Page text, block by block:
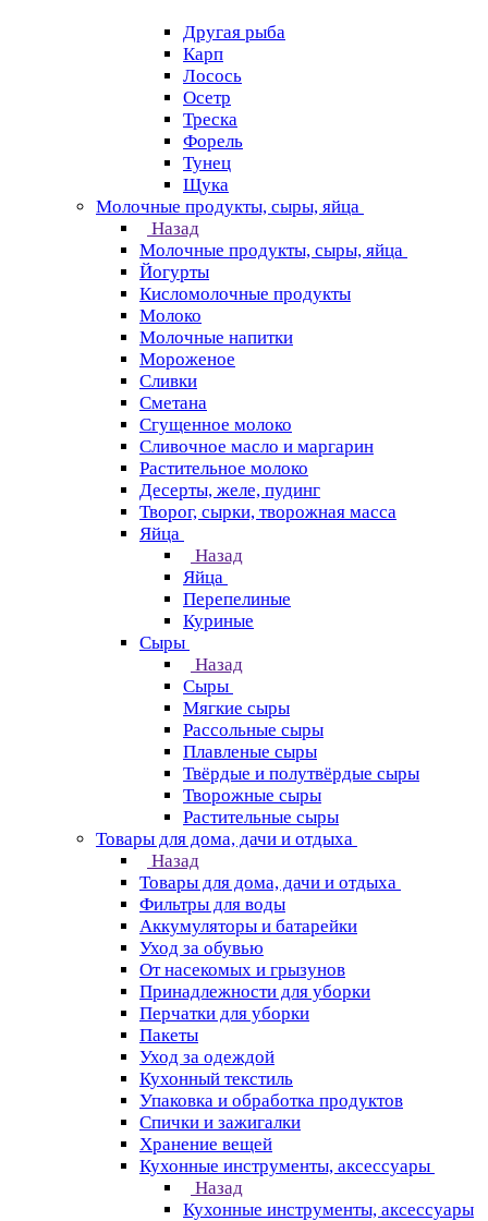
Другая рыба
Карп
Лосось
Осетр
Треска
Форель
Тунец
Щука
Молочные продукты, сыры, яйца
Назад
Молочные продукты, сыры, яйца
Йогурты
Кисломолочные продукты
Молоко
Молочные напитки
Мороженое
Сливки
Сметана
Сгущенное молоко
Сливочное масло и маргарин
Растительное молоко
Десерты, желе, пудинг
Творог, сырки, творожная масса
Яйца
Назад
Яйца
Перепелиные
Куриные
Сыры
Назад
Сыры
Мягкие сыры
Рассольные сыры
Плавленые сыры
Твёрдые и полутвёрдые сыры
Творожные сыры
Растительные сыры
Товары для дома, дачи и отдыха
Назад
Товары для дома, дачи и отдыха
Фильтры для воды
Аккумуляторы и батарейки
Уход за обувью
От насекомых и грызунов
Принадлежности для уборки
Перчатки для уборки
Пакеты
Уход за одеждой
Кухонный текстиль
Упаковка и обработка продуктов
Спички и зажигалки
Хранение вещей
Кухонные инструменты, аксессуары
Назад
Кухонные инструменты, аксессуары